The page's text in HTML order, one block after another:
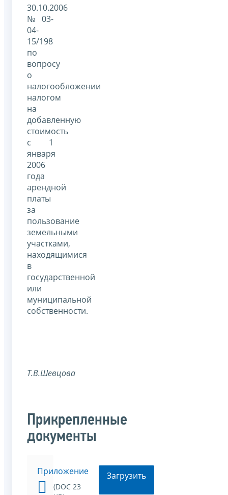
30.10.2006
№ 03-
04-
15/198
по
вопросу
о
налогообложении
налогом
на
добавленную
стоимость
с 1
января
2006
года
арендной
платы
за
пользование
земельными
участками,
находящимися
в
государственной
или
муниципальной
собственности.
Т.В.Шевцова
Прикрепленные
документы
Приложение
(DOC 23
Загрузить